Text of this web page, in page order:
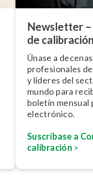
Newsletter –
de calibración
Únase a
pro­fe­sio­na­les
y líderes del
mundo para
boletín mensual
electrónico.
Suscríbase a
calibración >